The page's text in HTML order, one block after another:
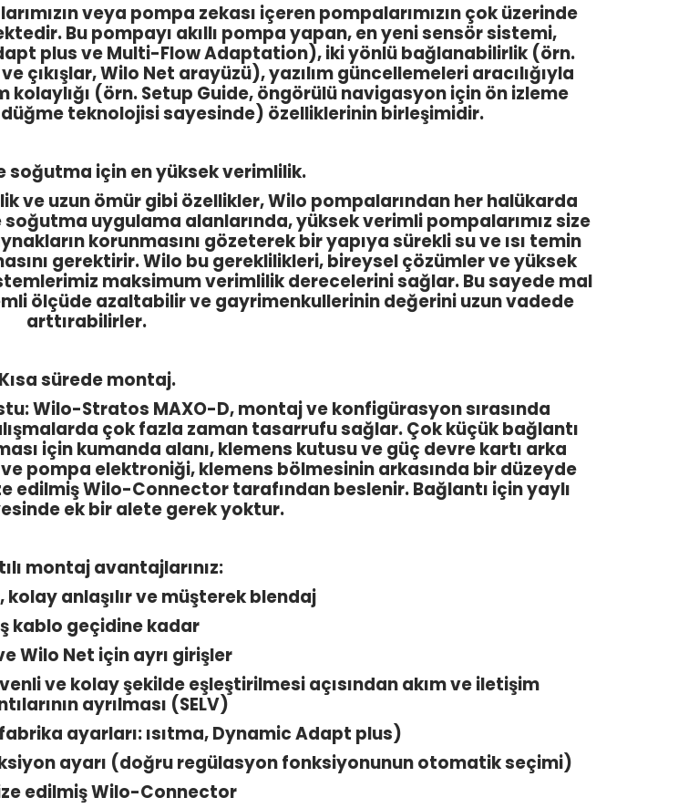
veya pompa zekası içeren pompalarımızın çok üzerinde
Bu pompayı akıllı pompa yapan, en yeni sensör sistemi,
plus ve Multi-Flow Adaptation), iki yönlü bağlanabilirlik (örn.
Wilo Net arayüzü), yazılım güncellemeleri aracılığıyla
(örn. Setup Guide, öngörülü navigasyon için ön izleme
teknolojisi sayesinde) özelliklerinin birleşimidir.
soğutma için en yüksek verimlilik.
ve uzun ömür gibi özellikler, Wilo pompalarından her halükarda
uygulama alanlarında, yüksek verimli pompalarımız size
korunmasını gözeterek bir yapıya sürekli su ve ısı temin
gerektirir. Wilo bu gereklilikleri, bireysel çözümler ve yüksek
maksimum verimlilik derecelerini sağlar. Bu sayede mal
ölçüde azaltabilir ve gayrimenkullerinin değerini uzun vadede
arttırabilirler.
Kısa sürede montaj.
Wilo-Stratos MAXO-D, montaj ve konfigürasyon sırasında
çok fazla zaman tasarrufu sağlar. Çok küçük bağlantı
için kumanda alanı, klemens kutusu ve güç devre kartı arka
pompa elektroniği, klemens bölmesinin arkasında bir düzeyde
edilmiş Wilo-Connector tarafından beslenir. Bağlantı için yaylı
ek bir alete gerek yoktur.
montaj avantajlarınız:
anlaşılır ve müşterek blendaj
kablo geçidine kadar
Wilo Net için ayrı girişler
ve kolay şekilde eşleştirilmesi açısından akım ve iletişim
ayrılması (SELV)
ayarları: ısıtma, Dynamic Adapt plus)
ayarı (doğru regülasyon fonksiyonunun otomatik seçimi)
edilmiş Wilo-Connector